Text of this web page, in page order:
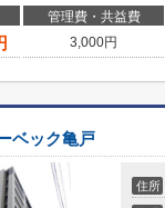
管理費・共益費
3,000円
ベック亀戸
住所